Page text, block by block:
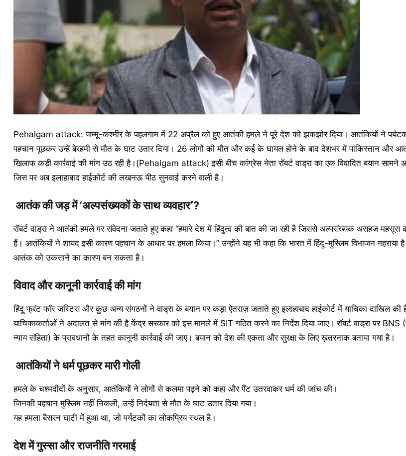
Pehalgam attack: जम्मू-कश्मीर के पहलगाम में 22 अप्रैल को हुए आतंकी हमले ने पूरे देश को झकझोर दिया। आतंकियों ने
पहचान पूछकर उन्हें बेरहमी से मौत के घाट उतार दिया। 26 लोगों की मौत और कई के घायल होने के बाद देशभर में पाकिस्तान और
खिलाफ कड़ी कार्रवाई की मांग उठ रही है।(Pehalgam attack) इसी बीच कांग्रेस नेता रॉबर्ट वाड्रा का एक विवादित बयान सामने
जिस पर अब इलाहाबाद हाईकोर्ट की लखनऊ पीठ सुनवाई करने वाली है।
आतंक की जड़ में ‘अल्पसंख्यकों के साथ व्यवहार’?
रॉबर्ट वाड्रा ने आतंकी हमले पर संवेदना जताते हुए कहा “हमारे देश में हिंदुत्व की बात की जा रही है जिससे अल्पसंख्यक असहज महसूस
हैं। आतंकियों ने शायद इसी कारण पहचान के आधार पर हमला किया।” उन्होंने यह भी कहा कि भारत में हिंदू-मुस्लिम विभाजन गहराया
आतंक को उकसाने का कारण बन सकता है।
विवाद और कानूनी कार्रवाई की मांग
हिंदू फ्रंट फॉर जस्टिस और कुछ अन्य संगठनों ने वाड्रा के बयान पर कड़ा ऐतराज़ जताते हुए इलाहाबाद हाईकोर्ट में याचिका दाखिल की
याचिकाकर्ताओं ने अदालत से मांग की है केंद्र सरकार को इस मामले में SIT गठित करने का निर्देश दिया जाए। रॉबर्ट वाड्रा पर BNS
न्याय संहिता) के प्रावधानों के तहत कानूनी कार्रवाई की जाए। बयान को देश की एकता और सुरक्षा के लिए ख़तरनाक बताया गया है।
आतंकियों ने धर्म पूछकर मारी गोली
हमले के चश्मदीदों के अनुसार, आतंकियों ने लोगों से कलमा पढ़ने को कहा और पैंट उतरवाकर धर्म की जांच की।
जिनकी पहचान मुस्लिम नहीं निकली, उन्हें निर्दयता से मौत के घाट उतार दिया गया।
यह हमला बैसरन घाटी में हुआ था, जो पर्यटकों का लोकप्रिय स्थल है।
देश में गुस्सा और राजनीति गरमाई